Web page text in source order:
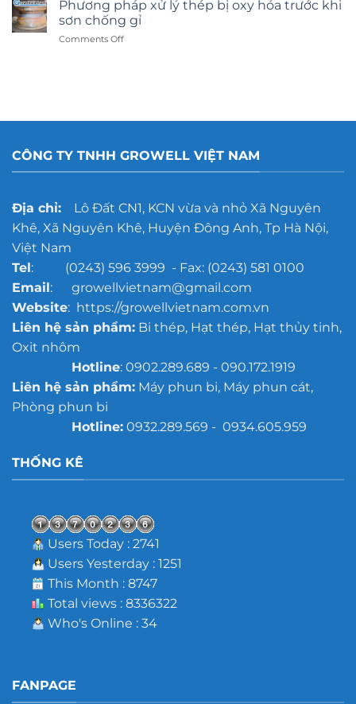
Lựa
chọn
nào
công
nghệ
tẩy
đúc
mô
lớn
Phương pháp xử lý thép bị oxy hóa trước khi
sơn chống gỉ
Comments Offon
bị
trước
khi
chống
gỉ
CÔNG TY TNHH GROWELL VIỆT NAM
Địa chỉ:Lô Đất CN1, KCN vừa và nhỏ Xã Nguyên
Khê, Xã Nguyên Khê, Huyện Đông Anh, Tp Hà Nội,
Việt Nam
Tel: (0243) 596 3999 - Fax: (0243) 581 0100
Email: growellvietnam@gmail.com
Website: https://growellvietnam.com.vn
Liên hệ sản phẩm:Bi thép, Hạt thép, Hạt thủy tinh,
Oxit nhôm
Hotline: 0902.289.689 - 090.172.1919
Liên hệ sản phẩm:Máy phun bi, Máy phun cát,
Phòng phun bi
Hotline:0932.289.569 - 0934.605.959
THỐNG KÊ
Users Today : 2741
Users Yesterday : 1251
This Month : 8747
Total views : 8336322
Who's Online : 34
FANPAGE